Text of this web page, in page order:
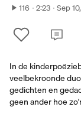
116 2:23 Sep
In de
veelbekroonde
gedichten en
geen ander hoe